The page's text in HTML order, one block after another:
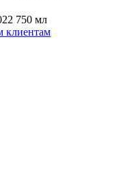
750 мл
клиентам